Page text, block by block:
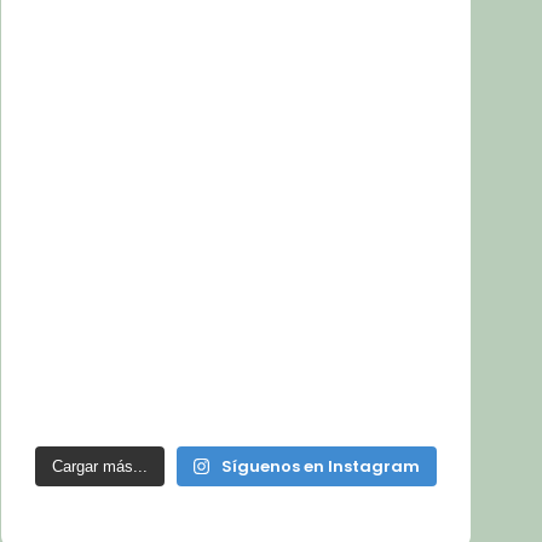
Cargar más... Síguenos en Instagram